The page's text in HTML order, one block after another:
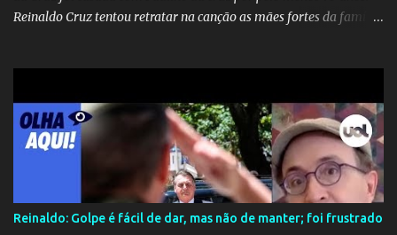
Reinaldo Cruz tentou retratar na canção as mães fortes da família
Reinaldo: Golpe é fácil de dar, mas não de manter; foi frustrado